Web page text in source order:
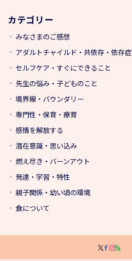
カテゴリー
みなさまのご感想
アダルトチャイルド・共依存・依存症
セルフケア・すぐにできること
先生の悩み・子どものこと
境界線・バウンダリー
専門性・保育・療育
感情を解放する
潜在意識・思い込み
燃え尽き・バーンアウト
発達・学習・特性
親子関係・幼い頃の環境
食について